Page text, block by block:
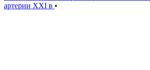
артерии XXI в •